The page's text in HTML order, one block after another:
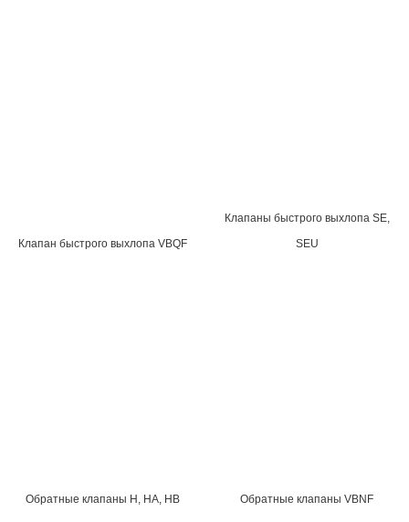
Клапан быстрого выхлопа VBQF
Клапаны быстрого выхлопа SE,
SEU
Обратные клапаны H, HA, HB Обратные клапаны VBNF